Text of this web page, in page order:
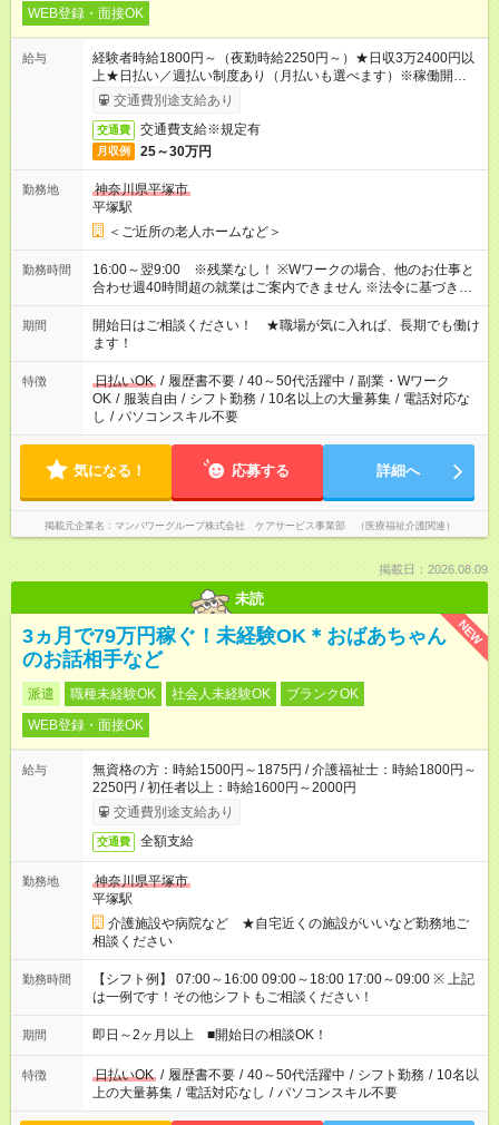
WEB登録・面接OK
給与
経験者時給1800円～（夜勤時給2250円～）★日収3万2400円以
上★日払い／週払い制度あり（月払いも選べます）※稼働開始時
は手続き完了次第のお支払いとなります。
交通費別途支給あり
交通費 交通費支給※規定有
月収例 25～30万円
勤務地
神奈川県平塚市
平塚駅
＜ご近所の老人ホームなど＞
勤務時間
16:00～翌9:00 ※残業なし！ ※Wワークの場合、他のお仕事と
合わせ週40時間超の就業はご案内できません ※法令に基づき、
週20時間以上勤務は社会保険への加入対象となります ※労働者
派遣法（日雇い派遣の原則禁止）により、短時間・短期間の就
業はご案内が難しい場合があります
期間
開始日はご相談ください！ ★職場が気に入れば、長期でも働け
ます！
特徴 日払いOK / 履歴書不要 / 40～50代活躍中 / 副業・Wワーク
OK / 服装自由 / シフト勤務 / 10名以上の大量募集 / 電話対応な
し / パソコンスキル不要
気になる！ 応募する 詳細へ
掲載元企業名 マンパワーグループ株式会社 ケアサービス事業部 （医療福祉介護関連）
掲載日：2026.08.09
未読
NEW
3ヵ月で79万円稼ぐ！未経験OK＊おばあちゃん
のお話相手など
派遣 職種未経験OK 社会人未経験OK
ブランクOK
WEB登録・面接OK
給与
無資格の方：時給1500円～1875円 / 介護福祉士：時給1800円～
2250円 / 初任者以上：時給1600円～2000円
交通費別途支給あり
交通費 全額支給
勤務地
神奈川県平塚市
平塚駅
介護施設や病院など ★自宅近くの施設がいいなど勤務地ご
相談ください
勤務時間
【シフト例】 07:00～16:00 09:00～18:00 17:00～09:00 ※ 上記
は一例です！その他シフトもご相談ください！
期間 即日～2ヶ月以上 ■開始日の相談OK！
特徴 日払いOK / 履歴書不要 / 40～50代活躍中 / シフト勤務 / 10名以
上の大量募集 / 電話対応なし / パソコンスキル不要